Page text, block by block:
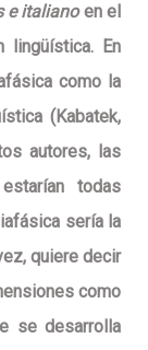
e italianoen el
lingüística. En
como la
(Kabatek,
autores, las
todas
sería la
quiere decir
como
se desarrolla